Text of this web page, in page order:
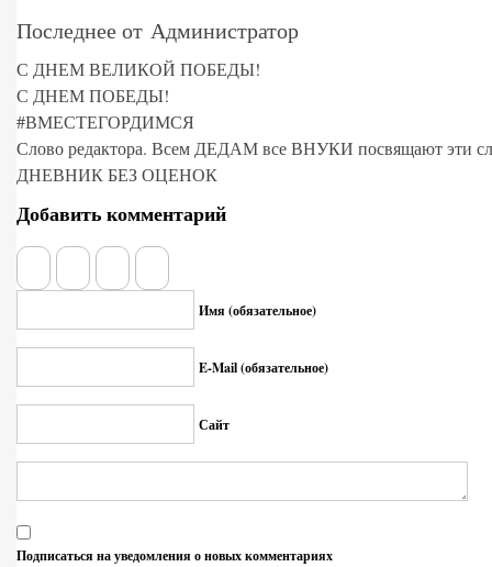
Последнее от Администратор
С ДНЕМ ВЕЛИКОЙ ПОБЕДЫ!
С ДНЕМ ПОБЕДЫ!
#ВМЕСТЕГОРДИМСЯ
Слово редактора. Всем ДЕДАМ все ВНУКИ посвящают эти
ДНЕВНИК БЕЗ ОЦЕНОК
Добавить комментарий
Имя (обязательное)
E-Mail (обязательное)
Сайт
Подписаться на уведомления о новых комментариях